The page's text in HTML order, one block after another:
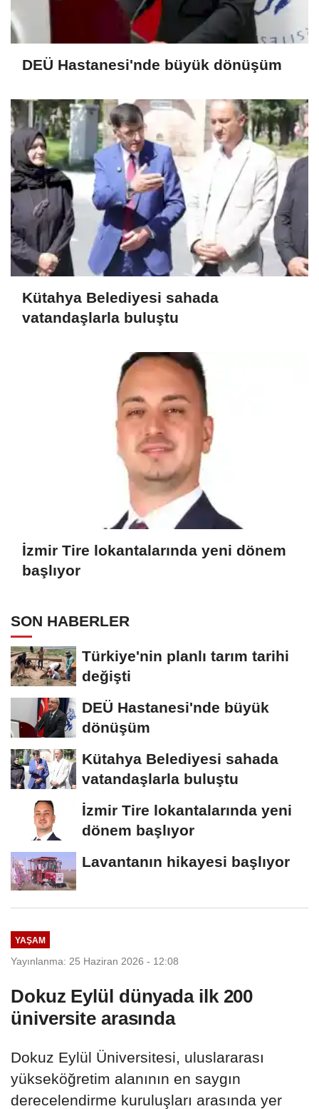
DEÜ Hastanesi'nde büyük dönüşüm
Kütahya Belediyesi sahada
vatandaşlarla buluştu
İzmir Tire lokantalarında yeni dönem
başlıyor
SON HABERLER
Türkiye'nin planlı tarım tarihi
değişti
DEÜ Hastanesi'nde büyük
dönüşüm
Kütahya Belediyesi sahada
vatandaşlarla buluştu
İzmir Tire lokantalarında yeni
dönem başlıyor
Lavantanın hikayesi başlıyor
YAŞAM
Yayınlanma: 25 Haziran 2026 - 12:08
Dokuz Eylül dünyada ilk 200
üniversite arasında
Dokuz Eylül Üniversitesi, uluslararası
yükseköğretim alanının en saygın
derecelendirme kuruluşları arasında yer